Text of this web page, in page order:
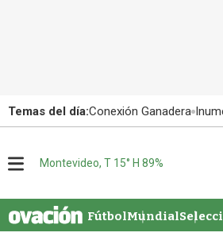
Temas del día:Conexión Ganadera
u
Montevideo, T 15° H 89%
FútbolMundial